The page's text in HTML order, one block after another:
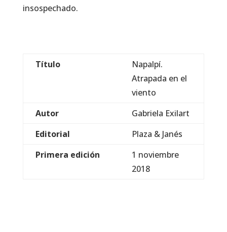
insospechado.
Título
Napalpí.
Atrapada en el
viento
Autor
Gabriela Exilart
Editorial
Plaza & Janés
Primera edición
1 noviembre
2018